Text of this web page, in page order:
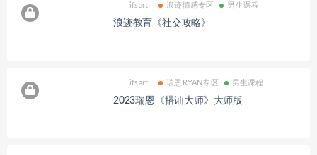
ifsart 浪迹情感专区 男生课程
浪迹教育《社交攻略》
ifsart 瑞恩RYAN专区 男生课程
2023瑞恩《搭讪大师》大师版